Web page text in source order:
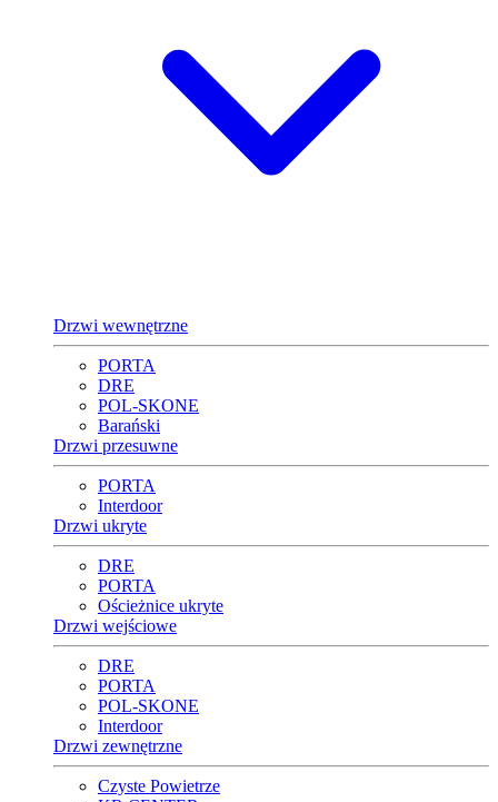
Drzwi wewnętrzne
PORTA
DRE
POL-SKONE
Barański
Drzwi przesuwne
PORTA
Interdoor
Drzwi ukryte
DRE
PORTA
Ościeżnice ukryte
Drzwi wejściowe
DRE
PORTA
POL-SKONE
Interdoor
Drzwi zewnętrzne
Czyste Powietrze